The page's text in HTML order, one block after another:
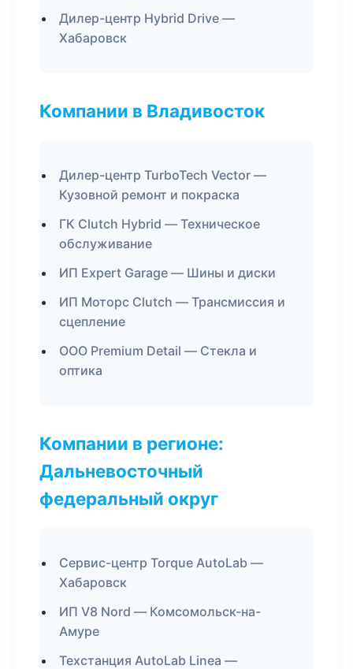
Дилер-центр Hybrid Drive —
Хабаровск
Компании в Владивосток
Дилер-центр TurboTech Vector —
Кузовной ремонт и покраска
ГК Clutch Hybrid — Техническое
обслуживание
ИП Expert Garage — Шины и диски
ИП Моторс Clutch — Трансмиссия и
сцепление
ООО Premium Detail — Стекла и
оптика
Компании в регионе:
Дальневосточный
федеральный округ
Сервис-центр Torque AutoLab —
Хабаровск
ИП V8 Nord — Комсомольск-на-
Амуре
Техстанция AutoLab Linea —